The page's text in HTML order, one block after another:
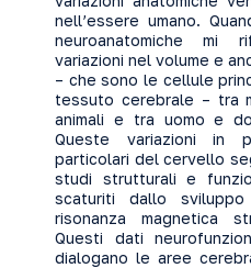
nell’essere umano.
neuroanatomiche mi
variazioni nel volume e
– che sono le cellule
tessuto cerebrale – tra
animali e tra uomo e
Queste variazioni in
particolari del cervello
studi strutturali e
scaturiti dallo
risonanza magnetica
Questi dati
dialogano le aree